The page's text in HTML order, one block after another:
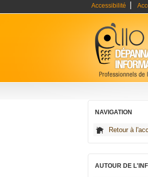
Accessibilité
NAVIGATION
Retour à
AUTOUR DE